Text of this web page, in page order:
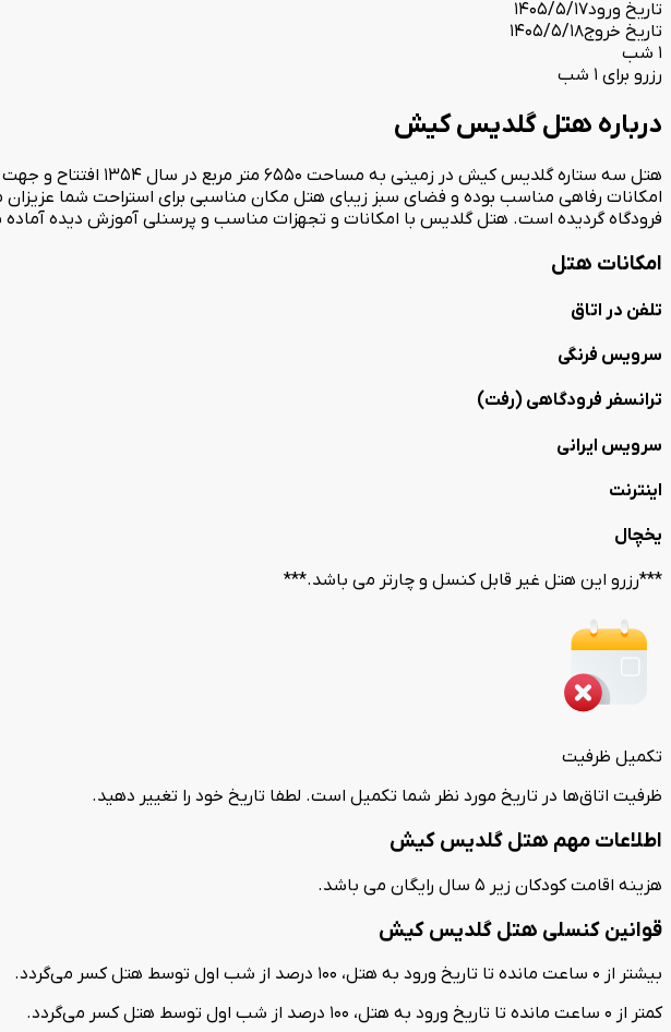
تاریخ ورود1405/5/17
تاریخ خروج1405/5/18
1 شب
رزرو برای 1 شب
درباره هتل گلدیس کیش
امکانات رفاهی مناسب بوده و فضای سبز زیبای هتل مکان مناسبی برای استراحت شما
فرودگاه گردیده است. هتل گلدیس با امکانات و تجهزات مناسب و پرسنلی آموزش دیده آماده
امکانات هتل
تلفن در اتاق
سرویس فرنگی
ترانسفر فرودگاهی (رفت)
سرویس ایرانی
اینترنت
یخچال
***رزرو این هتل غیر قابل کنسل و چارتر می باشد.***
تکمیل ظرفیت
ظرفیت اتاق‌ها در تاریخ مورد نظر شما تکمیل است. لطفا تاریخ خود را تغییر دهید.
اطلاعات مهم هتل گلدیس کیش
هزینه اقامت کودکان زیر 5 سال رایگان می باشد.
قوانین کنسلی هتل گلدیس کیش
بیشتر از 0 ساعت مانده تا تاریخ ورود به هتل، 100 درصد از شب اول توسط هتل کسر می‌گردد.
کمتر از 0 ساعت مانده تا تاریخ ورود به هتل، 100 درصد از شب اول توسط هتل کسر می‌گردد.